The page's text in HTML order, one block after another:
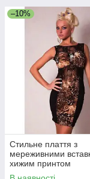
–10%
Стильне плаття з
мереживними
хижим принтом